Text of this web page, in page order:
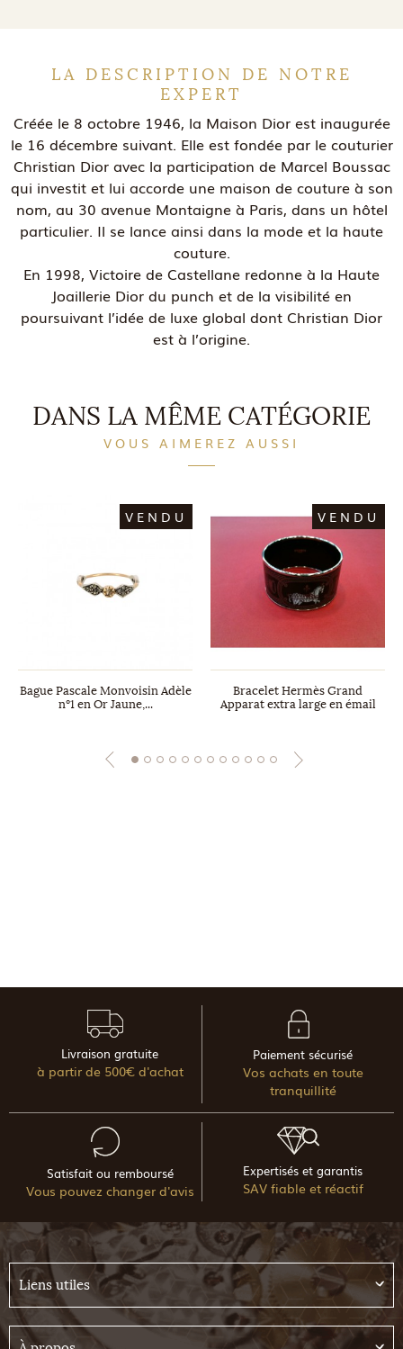
LA DESCRIPTION DE NOTRE
EXPERT
Créée le 8 octobre 1946, la Maison Dior est inaugurée
le 16 décembre suivant. Elle est fondée par le couturier
Christian Dior avec la participation de Marcel Boussac
qui investit et lui accorde une maison de couture à son
nom, au 30 avenue Montaigne à Paris, dans un hôtel
particulier. Il se lance ainsi dans la mode et la haute
couture.
En 1998, Victoire de Castellane redonne à la Haute
Joaillerie Dior du punch et de la visibilité en
poursuivant l’idée de luxe global dont Christian Dior
est à l’origine.
DANS LA MÊME CATÉGORIE
VOUS AIMEREZ AUSSI
VENDU
Bague Pascale Monvoisin Adèle
n°1 en Or Jaune,...
VENDU
Bracelet Hermès Grand
Apparat extra large en émail
Livraison gratuite
à partir de 500€ d'achat
Paiement sécurisé
Vos achats en toute
tranquillité
Satisfait ou remboursé
Vous pouvez changer d'avis
Expertisés et garantis
SAV fiable et réactif
Liens utiles